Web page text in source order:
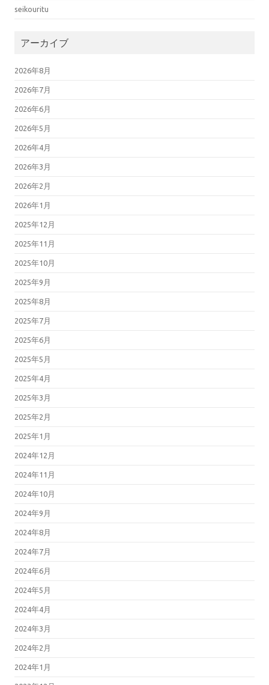
seikouritu
アーカイブ
2026年8月
2026年7月
2026年6月
2026年5月
2026年4月
2026年3月
2026年2月
2026年1月
2025年12月
2025年11月
2025年10月
2025年9月
2025年8月
2025年7月
2025年6月
2025年5月
2025年4月
2025年3月
2025年2月
2025年1月
2024年12月
2024年11月
2024年10月
2024年9月
2024年8月
2024年7月
2024年6月
2024年5月
2024年4月
2024年3月
2024年2月
2024年1月